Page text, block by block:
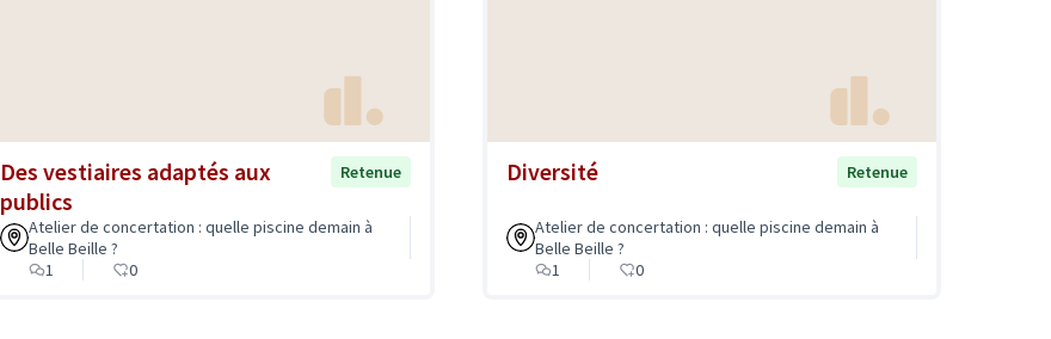
Des vestiaires adaptés aux
publics
Retenue
Atelier de concertation : quelle piscine demain à
Belle Beille ?
1
0
Diversité Retenue
Atelier de concertation : quelle piscine demain à
Belle Beille ?
1
0